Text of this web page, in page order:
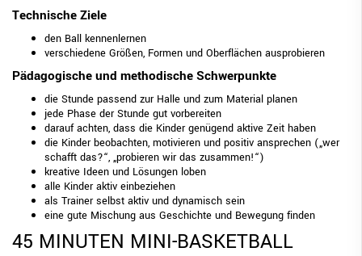
Technische Ziele
den Ball kennenlernen
verschiedene Größen, Formen und Oberflächen ausprobieren
Pädagogische und methodische Schwerpunkte
die Stunde passend zur Halle und zum Material planen
jede Phase der Stunde gut vorbereiten
darauf achten, dass die Kinder genügend aktive Zeit haben
die Kinder beobachten, motivieren und positiv ansprechen („wer
schafft das?“, „probieren wir das zusammen!“)
kreative Ideen und Lösungen loben
alle Kinder aktiv einbeziehen
als Trainer selbst aktiv und dynamisch sein
eine gute Mischung aus Geschichte und Bewegung finden
45 MINUTEN MINI-BASKETBALL